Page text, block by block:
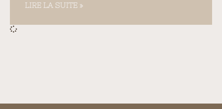
LIRE LA SUITE »